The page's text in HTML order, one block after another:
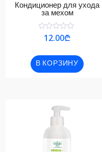
Кондиционер для ухода
за мехом
Оценка
5
12.00₾
В КОРЗИНУ